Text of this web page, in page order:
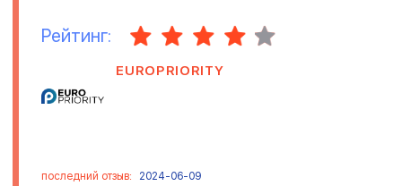
Рейтинг:
EUROPRIORITY
последний отзыв: 2024-06-09